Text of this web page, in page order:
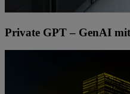
Private GPT – GenAI